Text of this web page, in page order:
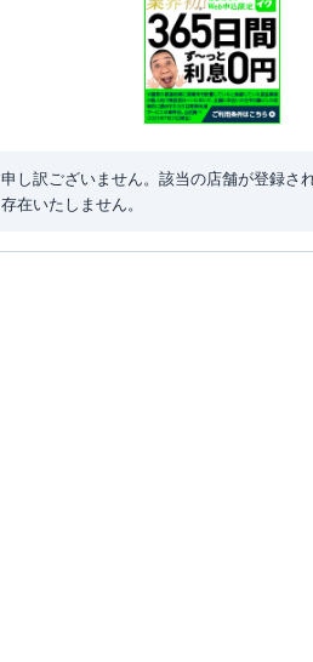
申し訳ございません。該当の店舗が登録さ
存在いたしません。